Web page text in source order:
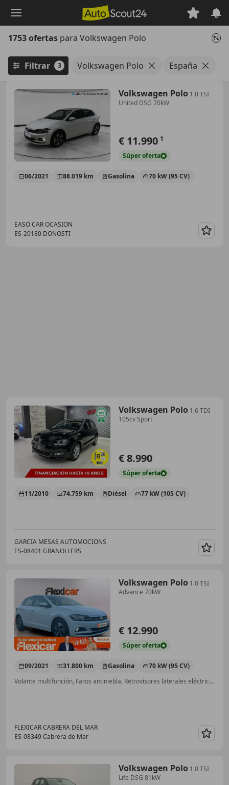
principal
1753 ofertas para Volkswagen Polo
Filtrar 3 Volkswagen Polo España
Volkswagen Polo 1.0 TSI
United DSG 70kW
€ 11.990 1
Súperoferta
06/2021 88.019 km Gasolina 70 kW (95 CV)
EASO CAR OCASION
ES-20180 DONOSTI
Volkswagen Polo 1.6 TDI
105cv Sport
€ 8.990
Súperoferta
11/2010 74.759 km Diésel 77 kW (105 CV)
GARCIA MESAS AUTOMOCIONS
ES-08401 GRANOLLERS
Volkswagen Polo 1.0 TSI
Advance 70kW
€ 12.990
Súperoferta
09/2021 31.800 km Gasolina
70 kW (95 CV)
Volante multifunción, Faros antiniebla, Retrovisores laterales eléctricos, ESP
FLEXICAR CABRERA DEL MAR
ES-08349 Cabrera de Mar
Volkswagen Polo 1.0 TSI
Life DSG 81kW